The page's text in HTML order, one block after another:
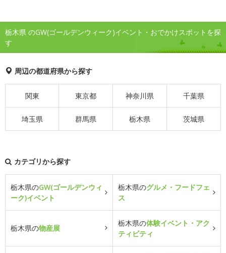
栃木県 のGW(ゴールデンウィーク)イベント・おでかけスポットを探
す
周辺の都道府県から探す
関東 東京都 神奈川県 千葉県
埼玉県 群馬県 栃木県 茨城県
カテゴリから探す
栃木県のGW(ゴールデンウィ
ーク)イベント
栃木県のグルメ・フードフェ
ス
栃木県の物産展
栃木県の体験イベント・アク
ティビティ